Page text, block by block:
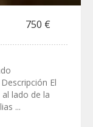
750 €
El
lado de la
...